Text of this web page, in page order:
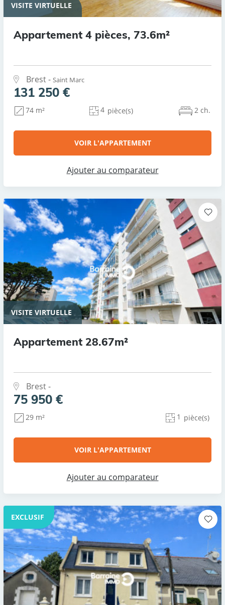
VISITE VIRTUELLE
Appartement 4 pièces, 73.6m²
Brest - Saint Marc
131 250 €
74 m² 4 pièce(s) 2 ch.
VOIR L'APPARTEMENT
Ajouter au comparateur
VISITE VIRTUELLE
Appartement 28.67m²
Brest -
75 950 €
29 m² 1 pièce(s)
VOIR L'APPARTEMENT
Ajouter au comparateur
EXCLUSIF